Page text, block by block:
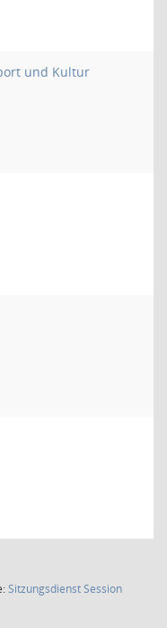
und Kultur
SitzungsdienstSession(Wird in